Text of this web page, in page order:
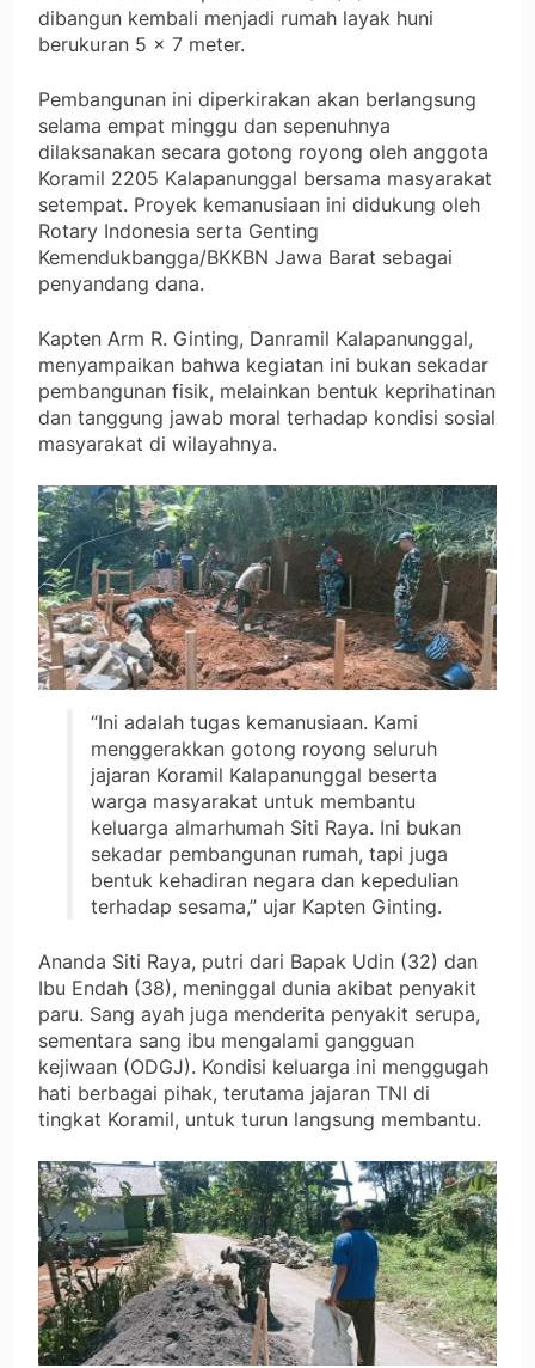
dibangun kembali menjadi rumah layak huni
berukuran 5 x 7 meter.
Pembangunan ini diperkirakan akan berlangsung
selama empat minggu dan sepenuhnya
dilaksanakan secara gotong royong oleh anggota
Koramil 2205 Kalapanunggal bersama masyarakat
setempat. Proyek kemanusiaan ini didukung oleh
Rotary Indonesia serta Genting
Kemendukbangga/BKKBN Jawa Barat sebagai
penyandang dana.
Kapten Arm R. Ginting, Danramil Kalapanunggal,
menyampaikan bahwa kegiatan ini bukan sekadar
pembangunan fisik, melainkan bentuk keprihatinan
dan tanggung jawab moral terhadap kondisi sosial
masyarakat di wilayahnya.
“Ini adalah tugas kemanusiaan. Kami
menggerakkan gotong royong seluruh
jajaran Koramil Kalapanunggal beserta
warga masyarakat untuk membantu
keluarga almarhumah Siti Raya. Ini bukan
sekadar pembangunan rumah, tapi juga
bentuk kehadiran negara dan kepedulian
terhadap sesama,” ujar Kapten Ginting.
Ananda Siti Raya, putri dari Bapak Udin (32) dan
Ibu Endah (38), meninggal dunia akibat penyakit
paru. Sang ayah juga menderita penyakit serupa,
sementara sang ibu mengalami gangguan
kejiwaan (ODGJ). Kondisi keluarga ini menggugah
hati berbagai pihak, terutama jajaran TNI di
tingkat Koramil, untuk turun langsung membantu.